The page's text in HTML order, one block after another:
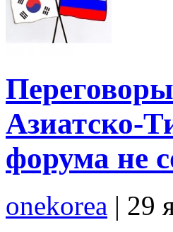
Азиатско-
форума не
onekorea | 29